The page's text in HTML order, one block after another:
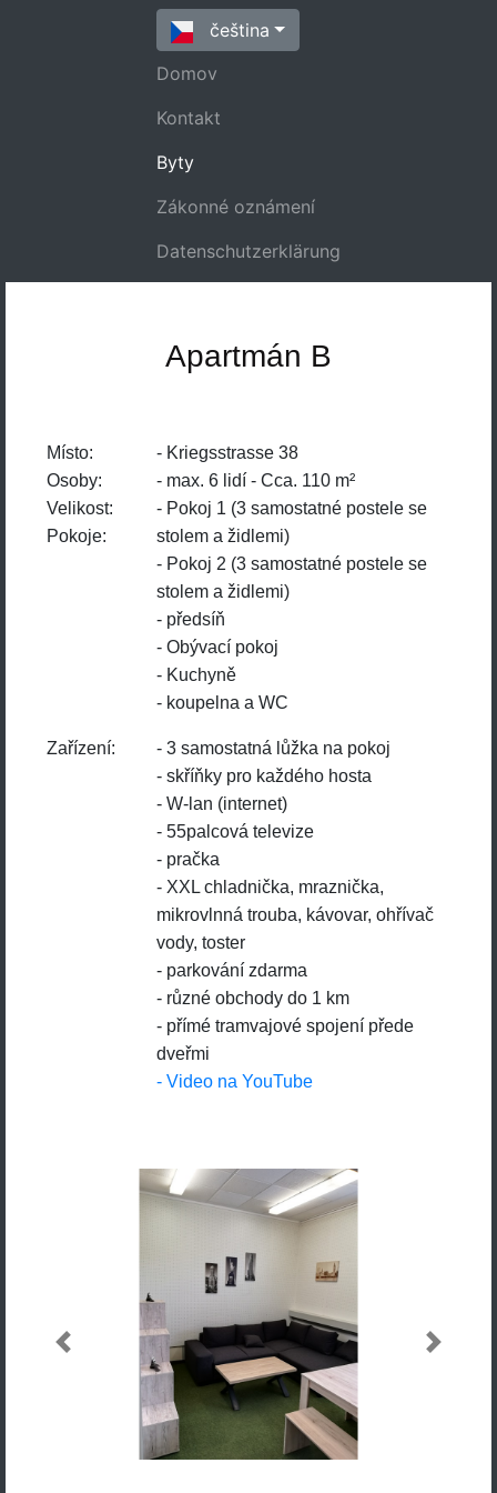
čeština
Domov
Kontakt
Byty
Zákonné oznámení
Datenschutzerklärung
Apartmán B
Místo:
Osoby:
Velikost:
Pokoje:
- Kriegsstrasse 38
- max. 6 lidí - Cca. 110 m²
- Pokoj 1 (3 samostatné postele se
stolem a židlemi)
- Pokoj 2 (3 samostatné postele se
stolem a židlemi)
- předsíň
- Obývací pokoj
- Kuchyně
- koupelna a WC
Zařízení:
- 3 samostatná lůžka na pokoj
- skříňky pro každého hosta
- W-lan (internet)
- 55palcová televize
- pračka
- XXL chladnička, mraznička,
mikrovlnná trouba, kávovar, ohřívač
vody, toster
- parkování zdarma
- různé obchody do 1 km
- přímé tramvajové spojení přede
dveřmi
- Video na YouTube